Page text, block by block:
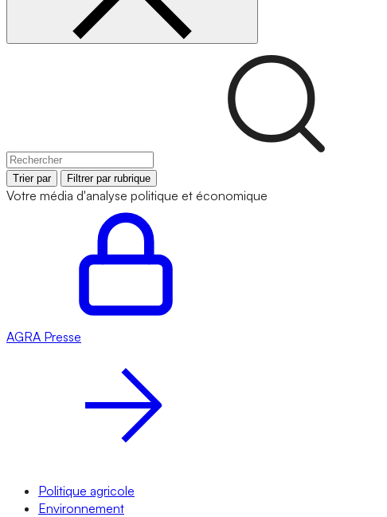
Trier par Filtrer par rubrique
Votre média d'analyse politique et économique
AGRA Presse
Politique agricole
Environnement